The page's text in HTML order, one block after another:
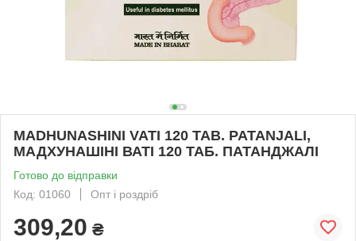
MADHUNASHINI VATI 120 TAB. PATANJALI,
МАДХУНАШІНІ ВАТІ 120 ТАБ. ПАТАНДЖАЛІ
Готово до відправки
Код: 01060
Опт і роздріб
309,20 ₴